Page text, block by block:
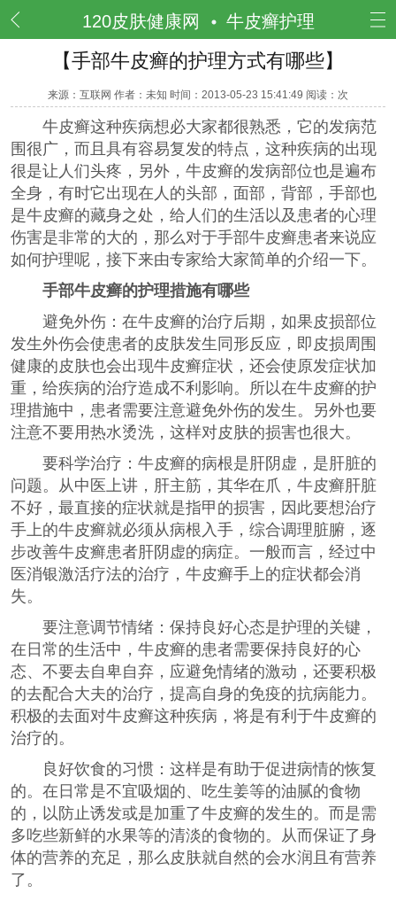
120皮肤健康网 牛皮癣护理
【手部牛皮癣的护理方式有哪些】
来源：互联网 作者：未知 时间：2013-05-23 15:41:49 阅读： 次
牛皮癣这种疾病想必大家都很熟悉，它的发病范
围很广，而且具有容易复发的特点，这种疾病的出现
很是让人们头疼，另外，牛皮癣的发病部位也是遍布
全身，有时它出现在人的头部，面部，背部，手部也
是牛皮癣的藏身之处，给人们的生活以及患者的心理
伤害是非常的大的，那么对于手部牛皮癣患者来说应
如何护理呢，接下来由专家给大家简单的介绍一下。
手部牛皮癣的护理措施有哪些
避免外伤：在牛皮癣的治疗后期，如果皮损部位
发生外伤会使患者的皮肤发生同形反应，即皮损周围
健康的皮肤也会出现牛皮癣症状，还会使原发症状加
重，给疾病的治疗造成不利影响。所以在牛皮癣的护
理措施中，患者需要注意避免外伤的发生。另外也要
注意不要用热水烫洗，这样对皮肤的损害也很大。
要科学治疗：牛皮癣的病根是肝阴虚，是肝脏的
问题。从中医上讲，肝主筋，其华在爪，牛皮癣肝脏
不好，最直接的症状就是指甲的损害，因此要想治疗
手上的牛皮癣就必须从病根入手，综合调理脏腑，逐
步改善牛皮癣患者肝阴虚的病症。一般而言，经过中
医消银激活疗法的治疗，牛皮癣手上的症状都会消
失。
要注意调节情绪：保持良好心态是护理的关键，
在日常的生活中，牛皮癣的患者需要保持良好的心
态、不要去自卑自弃，应避免情绪的激动，还要积极
的去配合大夫的治疗，提高自身的免疫的抗病能力。
积极的去面对牛皮癣这种疾病，将是有利于牛皮癣的
治疗的。
良好饮食的习惯：这样是有助于促进病情的恢复
的。在日常是不宜吸烟的、吃生姜等的油腻的食物
的，以防止诱发或是加重了牛皮癣的发生的。而是需
多吃些新鲜的水果等的清淡的食物的。从而保证了身
体的营养的充足，那么皮肤就自然的会水润且有营养
了。